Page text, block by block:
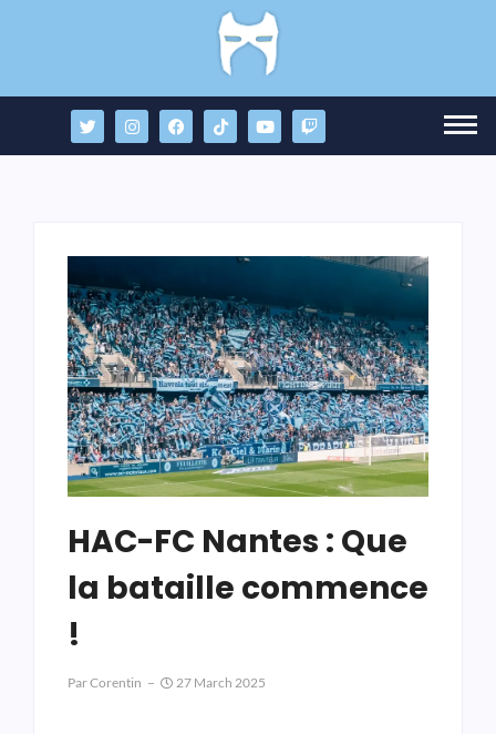
HAC-FC Nantes : Que
la bataille commence
!
ParCorentin 27 March 2025